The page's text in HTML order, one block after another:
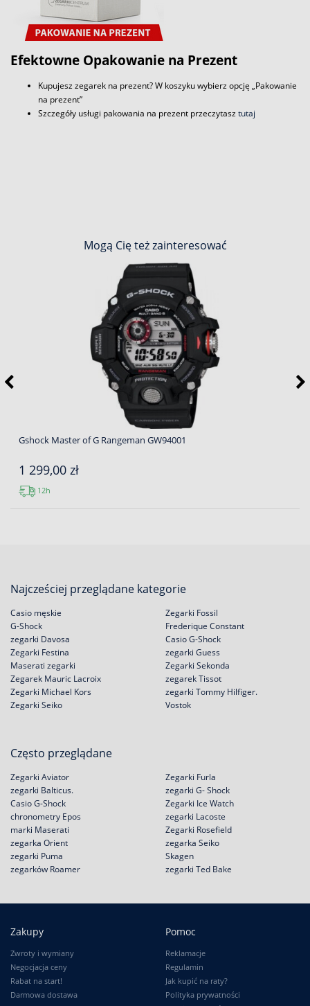
Efektowne Opakowanie na Prezent
Kupujesz zegarek na prezent? W koszyku wybierz opcję „Pakowanie
na prezent”
Szczegóły usługi pakowania na prezent przeczytasztutaj
Mogą Cię też zainteresować
Gshock Master of G Rangeman GW94001
1 299,00 zł
12h
Najcześciej przeglądane kategorie
Casio męskie
G-Shock
zegarki Davosa
Zegarki Festina
Zegarki Fossil
Frederique Constant
Casio G-Shock
zegarki Guess
Maserati zegarki
Zegarek Mauric Lacroix
Zegarki Michael Kors
Zegarki Seiko
Zegarki Sekonda
zegarek Tissot
zegarki Tommy Hilfiger.
Vostok
Często przeglądane
Zegarki Aviator
zegarki Balticus.
Casio G-Shock
chronometry Epos
Zegarki Furla
zegarki G- Shock
Zegarki Ice Watch
zegarki Lacoste
marki Maserati
zegarka Orient
zegarki Puma
zegarków Roamer
Zegarki Rosefield
zegarka Seiko
Skagen
zegarki Ted Bake
Zakupy
Zwroty i wymiany
Negocjacja ceny
Rabat na start!
Darmowa dostawa
Pomoc
Reklamacje
Regulamin
Jak kupić na raty?
Polityka prywatności